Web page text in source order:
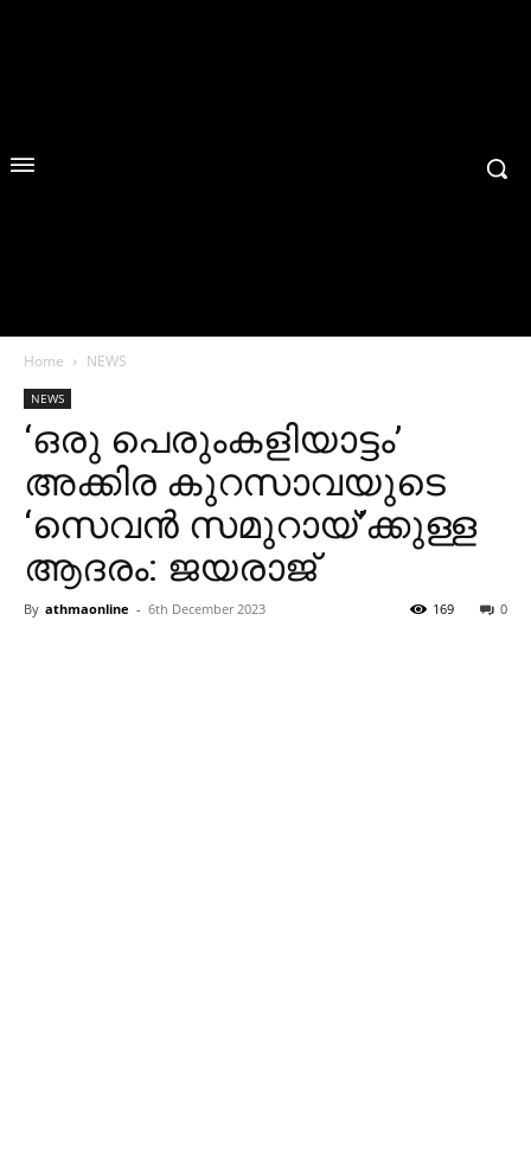
Home NEWS
NEWS
‘ഒരു പെരുംകളിയാട്ടം’
അക്കിര കുറസാവയുടെ
‘സെവന്‍ സമുറായ്’ക്കുള്ള
ആദരം: ജയരാജ്
By athmaonline - 6th December 2023 0
169